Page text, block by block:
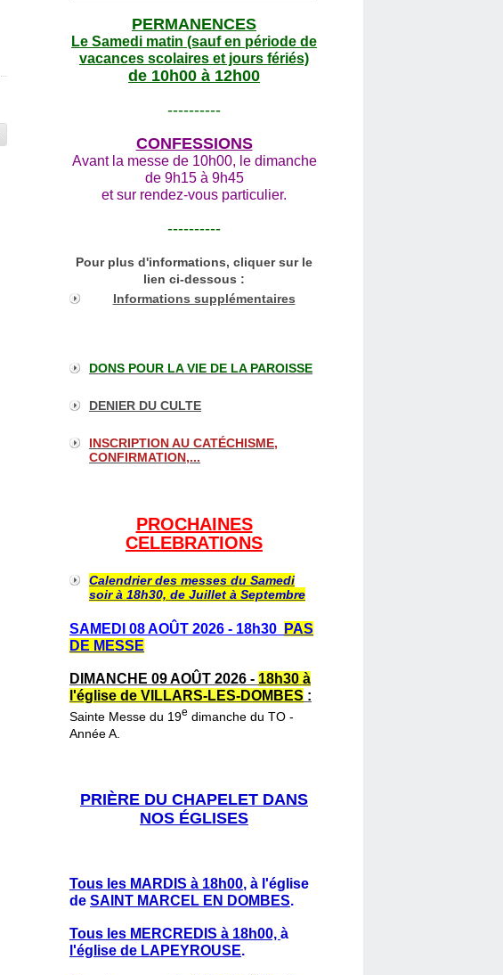
PERMANENCES
Le Samedi matin (sauf en période de
vacances scolaires et jours fériés)
de 10h00 à 12h00
----------
CONFESSIONS
Avant la messe de 10h00, le dimanche
de 9h15 à 9h45
et sur rendez-vous particulier.
----------
Pour plus d'informations, cliquer sur le
lien ci-dessous :
Informations supplémentaires
DONS POUR LA VIE DE LA PAROISSE
DENIER DU CULTE
INSCRIPTION AU CATÉCHISME,
CONFIRMATION,...
PROCHAINES
CELEBRATIONS
Calendrier des messes du Samedi
soir à 18h30, de Juillet à Septembre
SAMEDI 08 AOÛT 2026 - 18h30
PAS
DE MESSE
DIMANCHE 09 AOÛT 2026 - 18h30 à
l'église de VILLARS-LES-DOMBES :
Sainte Messe du 19e dimanche du TO -
Année A.
PRIÈRE DU CHAPELET DANS
NOS ÉGLISES
Tous les MARDIS à 18h00, à l'église
de SAINT MARCEL EN DOMBES.
Tous les MERCREDIS à 18h00, à
l'église de LAPEYROUSE.